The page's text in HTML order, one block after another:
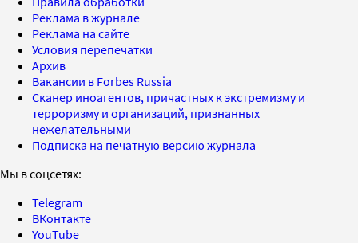
Реклама в журнале
Реклама на сайте
Условия перепечатки
Архив
Вакансии в Forbes Russia
Сканер иноагентов, причастных к экстремизму и
терроризму и организаций, признанных
нежелательными
Подписка на печатную версию журнала
Мы в соцсетях:
Telegram
ВКонтакте
YouTube